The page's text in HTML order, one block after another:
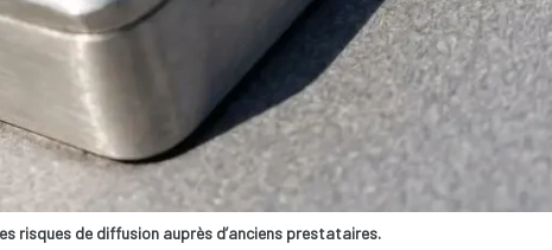
risques de diffusion auprès d’anciens prestataires.